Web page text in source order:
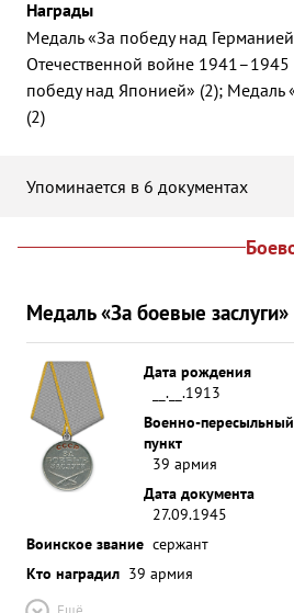
Награды
Медаль «За победу над
Отечественной войне 1941–1945
победу над Японией» (2); Медаль
(2)
Упоминается в 6 документах
Медаль «За боевые заслуги»
Дата рождения
__.__.1913
Военно-пересыльный
пункт
39 армия
Дата документа
27.09.1945
Воинское звание сержант
Кто наградил 39 армия